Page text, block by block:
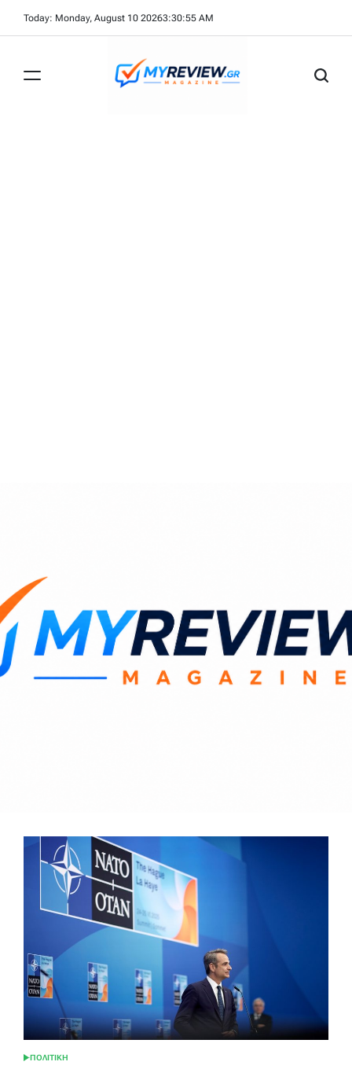
Today: Monday, August 10 20263:30:56 AM
POSTED
ΠΟΛΙΤΙΚΗ